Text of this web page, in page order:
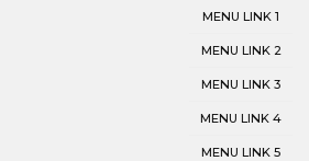
MENU LINK 1
MENU LINK 2
MENU LINK 3
MENU LINK 4
MENU LINK 5